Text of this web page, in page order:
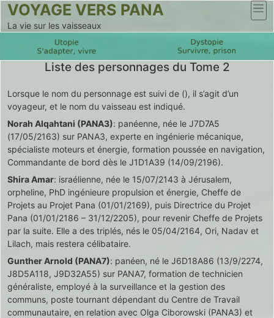
VOYAGE VERS PANA
La vie sur les vaisseaux
Liste des personnages du Tome 2
Lorsque le nom du personnage est suivi de (), il s’agit d’un
voyageur, et le nom du vaisseau est indiqué.
Norah Alqahtani (PANA3): panéenne, née le J7D7A5
(17/05/2163) sur PANA3, experte en ingénierie mécanique,
spécialiste moteurs et énergie, formation poussée en navigation,
Commandante de bord dès le J1D1A39 (14/09/2196).
Shira Amar: israélienne, née le 15/07/2143 à Jérusalem,
orpheline, PhD ingénieure propulsion et énergie, Cheffe de
Projets au Projet Pana (01/01/2169), puis Directrice du Projet
Pana (01/01/2186 – 31/12/2205), pour revenir Cheffe de Projets
par la suite. Elle a des triplés, nés le 05/04/2164, Ori, Nadav et
Lilach, mais restera célibataire.
Gunther Arnold (PANA7): panéen, né le J6D18A86 (13/9/2274,
J8D5A118, J9D32A55) sur PANA7, formation de technicien
généraliste, employé à la surveillance et la gestion des
communs, poste tournant dépendant du Centre de Travail
communautaire, en relation avec Olga Ciborowski (PANA3) et